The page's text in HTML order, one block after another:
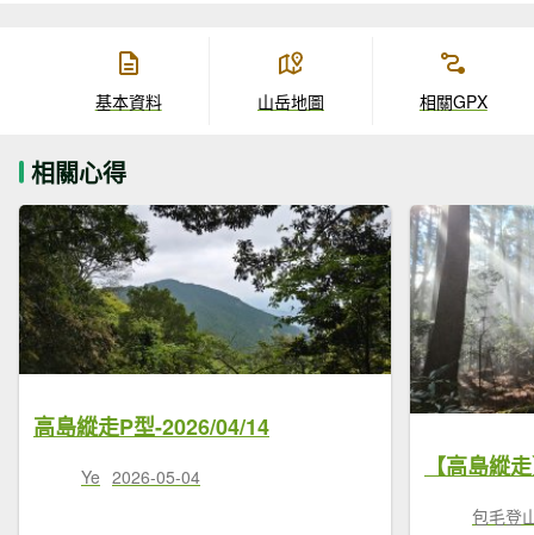
基本資料 山岳地圖 相關GPX
相關心得
高島縱走P型-2026/04/14
Ye 2026-05-04
包毛登